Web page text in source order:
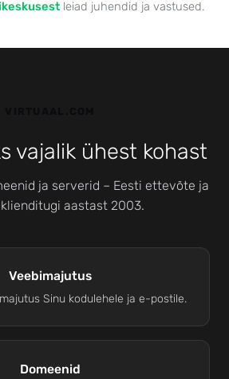
leiad juhendid ja vastused.
vajalik ühest kohast
ja serverid – Eesti ettevõte ja
aastast 2003.
Veebimajutus
Sinu kodulehele ja e-postile.
Domeenid